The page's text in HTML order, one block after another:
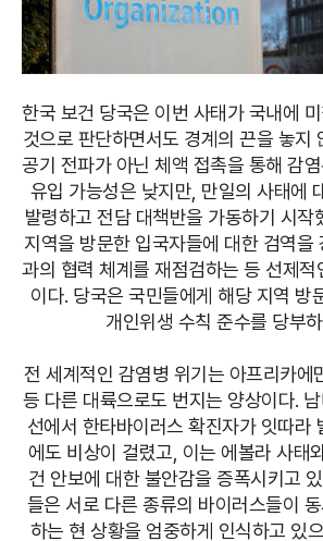
한국 보건 당국은 이번 사태가 국내에
것으로 판단하면서도 경계의 끈을 놓지
공기 전파가 아닌 체액 접촉을 통해 감
유입 가능성은 낮지만, 만일의 사태에
발령하고 전담 대책반을 가동하기 시작
지역을 방문한 입국자들에 대한 검역을
과의 협력 체계를 재점검하는 등 선제
이다. 당국은 국민들에게 해당 지역 방
개인위생 수칙 준수를 당부
전 세계적인 감염병 위기는 아프리카에
등 다른 대륙으로도 번지는 양상이다.
선에서 한타바이러스 확진자가 잇따라
에도 비상이 걸렸고, 이는 에볼라 사태
건 안보에 대한 불안감을 증폭시키고
들은 서로 다른 종류의 바이러스들이
하는 현 상황을 엄중하게 인식하고 있